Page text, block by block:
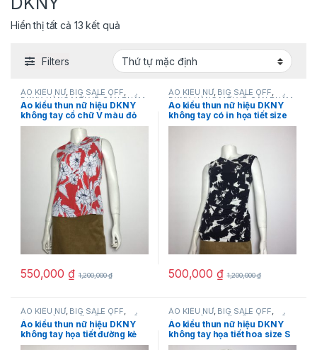
Hiển thị tất cả 13 kết quả
Filters
ÁO KIỂU NỮ, BIG SALE OFF,
DKNY,HÀNG MỚI VỀ, SẢN PHẨM
KHUYẾN MÃI, THỜI TRANG NỮ
Áo kiểu thun nữ hiệu DKNY
không tay cổ chữ V màu đỏ
họa tiết hoa size XS chính
550,000 ₫ 1,200,000₫
ÁO KIỂU NỮ, BIG SALE OFF,
DKNY,HÀNG MỚI VỀ, SẢN PHẨM
KHUYẾN MÃI, THỜI TRANG NỮ
Áo kiểu thun nữ hiệu DKNY
không tay có in họa tiết size
XS chính hãng
500,000 ₫ 1,200,000₫
ÁO KIỂU NỮ, BIG SALE OFF,
DKNY , HÀNG MỚI VỀ, SẢN PHẨM
KHUYẾN MÃI, THỜI TRANG NỮ
Áo kiểu thun nữ hiệu DKNY
không tay họa tiết đường kẻ
sọc size S chính hãng
ÁO KIỂU NỮ, BIG SALE OFF,
DKNY , HÀNG MỚI VỀ, SẢN PHẨM
KHUYẾN MÃI, THỜI TRANG NỮ
Áo kiểu thun nữ hiệu DKNY
không tay họa tiết hoa size S